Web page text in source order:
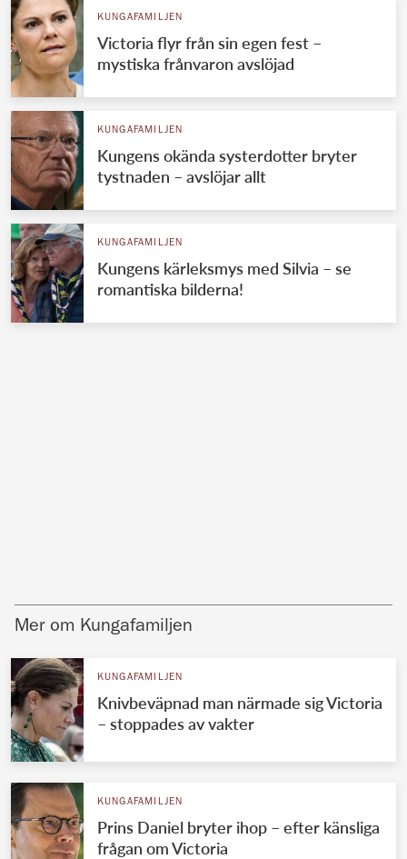
KUNGAFAMILJEN
Victoria flyr från sin egen fest –
mystiska frånvaron avslöjad
KUNGAFAMILJEN
Kungens okända systerdotter bryter
tystnaden – avslöjar allt
KUNGAFAMILJEN
Kungens kärleksmys med Silvia – se
romantiska bilderna!
Mer om Kungafamiljen
KUNGAFAMILJEN
Knivbeväpnad man närmade sig Victoria
– stoppades av vakter
KUNGAFAMILJEN
Prins Daniel bryter ihop – efter känsliga
frågan om Victoria